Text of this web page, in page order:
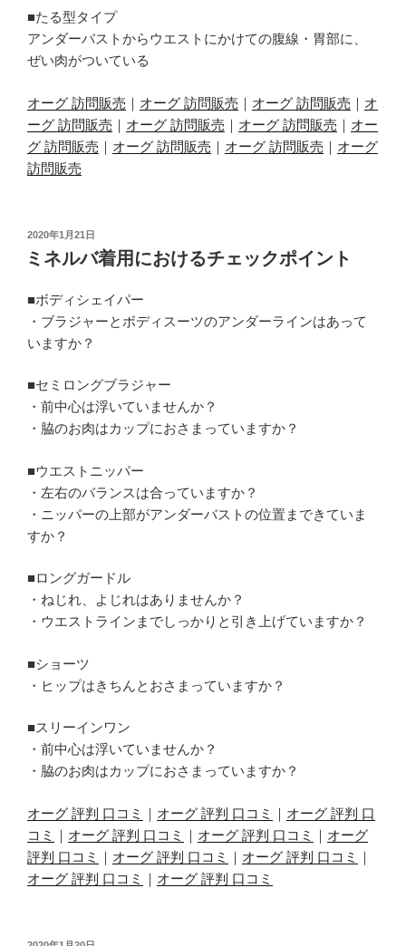
■たる型タイプ
アンダーバストからウエストにかけての腹線・胃部に、
ぜい肉がついている
オーグ 訪問販売 ｜ オーグ 訪問販売 ｜ オーグ 訪問販売 ｜ オ
ーグ 訪問販売 ｜ オーグ 訪問販売 ｜ オーグ 訪問販売 ｜ オー
グ 訪問販売 ｜ オーグ 訪問販売 ｜ オーグ 訪問販売 ｜ オーグ
訪問販売
投
稿
日:
2020年1月21日
ミネルバ着用におけるチェックポイント
■ボディシェイパー
・ブラジャーとボディスーツのアンダーラインはあって
いますか？
■セミロングブラジャー
・前中心は浮いていませんか？
・脇のお肉はカップにおさまっていますか？
■ウエストニッパー
・左右のバランスは合っていますか？
・ニッパーの上部がアンダーバストの位置まできていま
すか？
■ロングガードル
・ねじれ、よじれはありませんか？
・ウエストラインまでしっかりと引き上げていますか？
■ショーツ
・ヒップはきちんとおさまっていますか？
■スリーインワン
・前中心は浮いていませんか？
・脇のお肉はカップにおさまっていますか？
オーグ 評判 口コミ ｜ オーグ 評判 口コミ ｜ オーグ 評判 口
コミ
｜ オーグ 評判 口コミ ｜ オーグ 評判 口コミ ｜ オーグ
評判 口コミ
｜ オーグ 評判 口コミ ｜ オーグ 評判 口コミ
｜
オーグ 評判 口コミ
｜ オーグ 評判 口コミ